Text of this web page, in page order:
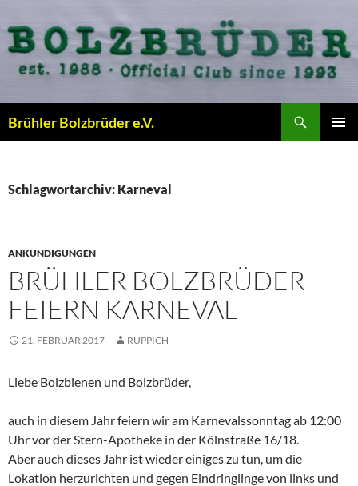
Inhalt
springen
Brühler Bolzbrüder e.V.
Schlagwortarchiv: Karneval
ANKÜNDIGUNGEN
BRÜHLER BOLZBRÜDER
FEIERN KARNEVAL
21. FEBRUAR 2017 RUPPICH
Liebe Bolzbienen und Bolzbrüder,
auch in diesem Jahr feiern wir am Karnevalssonntag ab 12:00
Uhr vor der Stern-Apotheke in der Kölnstraße 16/18.
Aber auch dieses Jahr ist wieder einiges zu tun, um die
Lokation herzurichten und gegen Eindringlinge von links und